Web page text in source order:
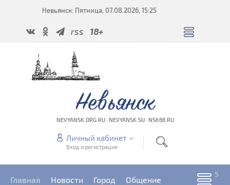
Невьянск: Пятница, 07.08.2026, 15:25
rss 18+
Невьянск
NEVYANSK.ORG.RU · NEVYANSK.SU · NSK66.RU
Личный кабинет
Вход и регистрация
Главная Новости Город Общение